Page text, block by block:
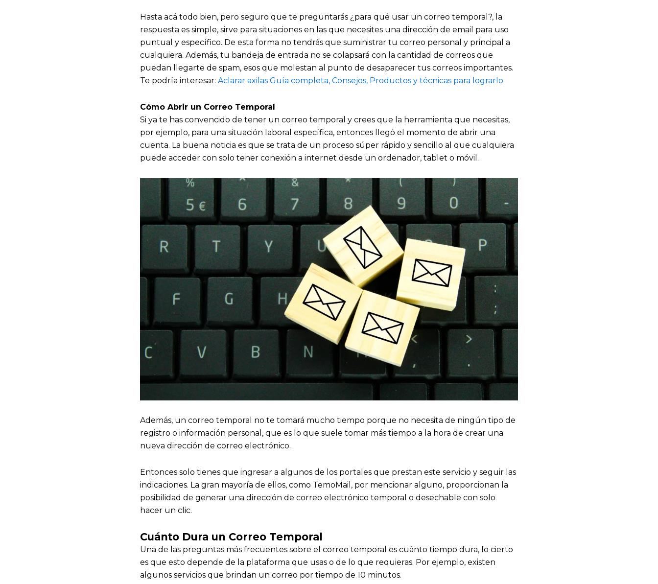
Hasta acá todo bien, pero seguro que te preguntarás ¿para qué usar un correo temporal?, la
respuesta es simple, sirve para situaciones en las que necesites una dirección de email para uso
puntual y específico. De esta forma no tendrás que suministrar tu correo personal y principal a
cualquiera. Además, tu bandeja de entrada no se colapsará con la cantidad de correos que
puedan llegarte de spam, esos que molestan al punto de desaparecer tus correos importantes.
Te podría interesar: Aclarar axilas Guía completa, Consejos, Productos y técnicas para lograrlo
Cómo Abrir un Correo Temporal
Si ya te has convencido de tener un correo temporal y crees que la herramienta que necesitas,
por ejemplo, para una situación laboral específica, entonces llegó el momento de abrir una
cuenta. La buena noticia es que se trata de un proceso súper rápido y sencillo al que cualquiera
puede acceder con solo tener conexión a internet desde un ordenador, tablet o móvil.
Además, un correo temporal no te tomará mucho tiempo porque no necesita de ningún tipo de
registro o información personal, que es lo que suele tomar más tiempo a la hora de crear una
nueva dirección de correo electrónico.
Entonces solo tienes que ingresar a algunos de los portales que prestan este servicio y seguir las
indicaciones. La gran mayoría de ellos, como TemoMail, por mencionar alguno, proporcionan la
posibilidad de generar una dirección de correo electrónico temporal o desechable con solo
hacer un clic.
Cuánto Dura un Correo Temporal
Una de las preguntas más frecuentes sobre el correo temporal es cuánto tiempo dura, lo cierto
es que esto depende de la plataforma que usas o de lo que requieras. Por ejemplo, existen
algunos servicios que brindan un correo por tiempo de 10 minutos.